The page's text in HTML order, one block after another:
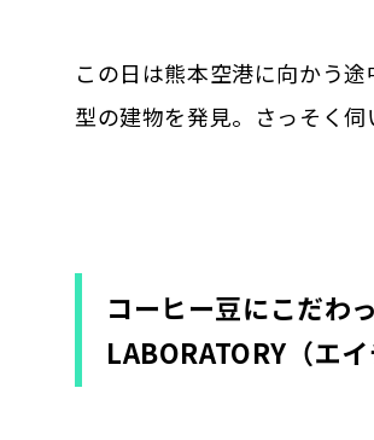
この日は熊本空港に向かう
型の建物を発見。さっそく伺
コーヒー豆にこだわ
LABORATORY（エ